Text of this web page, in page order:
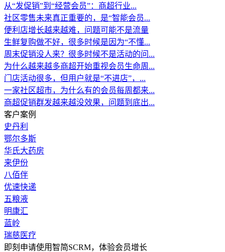
从“发促销”到“经营会员”：商超行业...
社区零售未来真正重要的，是“智能会员...
便利店增长越来越难，问题可能不是流量
生鲜复购做不好，很多时候是因为“不懂...
周末促销没人来？很多时候不是活动的问...
为什么越来越多商超开始重视会员生命周...
门店活动很多，但用户就是“不进店”，...
一家社区超市，为什么有的会员每周都来...
商超促销群发越来越没效果，问题到底出...
客户案例
史丹利
鄂尔多斯
华氏大药房
来伊份
八佰伴
优速快递
五粮液
明康汇
蓝岭
瑞慈医疗
即刻申请使用智简SCRM，体验会员增长